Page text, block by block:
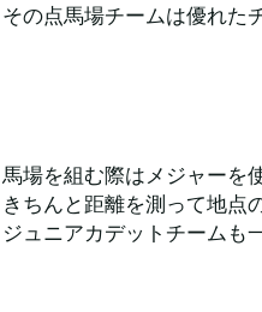
その点馬場チームは優れた
馬場を組む際はメジャーを
きちんと距離を測って地点
ジュニアカデットチームも